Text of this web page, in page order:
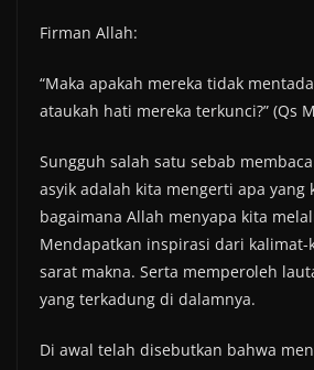
Firman Allah:
“Maka apakah mereka tidak
ataukah hati mereka terkunci?” (Qs
Sungguh salah satu sebab
asyik adalah kita mengerti apa yang
bagaimana Allah menyapa kita
Mendapatkan inspirasi dari kalimat-
sarat makna. Serta memperoleh
yang terkadung di dalamnya.
Di awal telah disebutkan bahwa